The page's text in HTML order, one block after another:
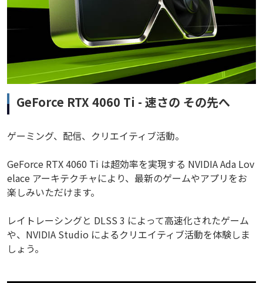
GeForce RTX 4060 Ti - 速さの その先へ
ゲーミング、配信、クリエイティブ活動。
GeForce RTX 4060 Ti は超効率を実現する NVIDIA Ada Lov
elace アーキテクチャにより、最新のゲームやアプリをお
楽しみいただけます。
レイトレーシングと DLSS 3 によって高速化されたゲーム
や、NVIDIA Studio によるクリエイティブ活動を体験しま
しょう。